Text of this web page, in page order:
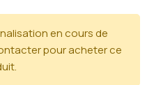
en cours de
pour acheter ce